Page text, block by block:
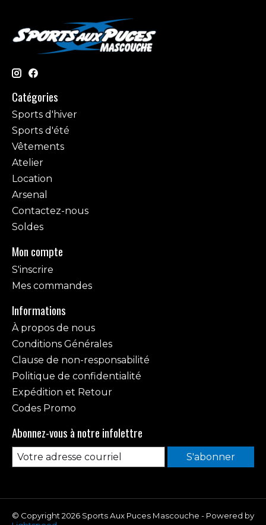
Catégories
Sports d'hiver
Sports d'été
Vêtements
Atelier
Location
Arsenal
Contactez-nous
Soldes
Mon compte
S'inscrire
Mes commandes
Informations
À propos de nous
Conditions Générales
Clause de non-responsabilité
Politique de confidentialité
Expédition et Retour
Codes Promo
Abonnez-vous à notre infolettre
S'abonner
© Copyright 2026 Sports Aux Puces Mascouche - Powered by